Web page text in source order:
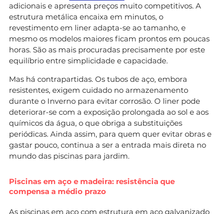
adicionais e apresenta preços muito competitivos. A
estrutura metálica encaixa em minutos, o
revestimento em liner adapta-se ao tamanho, e
mesmo os modelos maiores ficam prontos em poucas
horas. São as mais procuradas precisamente por este
equilíbrio entre simplicidade e capacidade.
Mas há contrapartidas. Os tubos de aço, embora
resistentes, exigem cuidado no armazenamento
durante o Inverno para evitar corrosão. O liner pode
deteriorar-se com a exposição prolongada ao sol e aos
químicos da água, o que obriga a substituições
periódicas. Ainda assim, para quem quer evitar obras e
gastar pouco, continua a ser a entrada mais direta no
mundo das piscinas para jardim.
Piscinas em aço e madeira: resistência que
compensa a médio prazo
As piscinas em aço com estrutura em aço galvanizado